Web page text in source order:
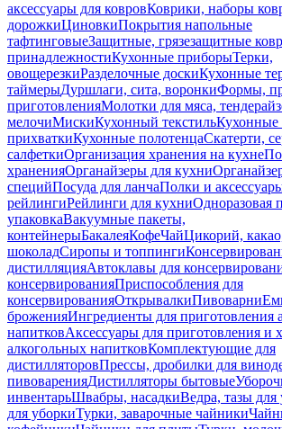
аксессуары для ковровКоврики, наборы
дорожкиЦиновкиПокрытия напольные
тафтинговыеЗащитные, грязезащитные
принадлежностиКухонные приборыТерки,
овощерезкиРазделочные доскиКухонные
таймерыДуршлаги, сита, воронкиФормы,
приготовленияМолотки для мяса,
мелочиМискиКухонный текстильКухонные
прихваткиКухонные полотенцаСкатерти,
салфеткиОрганизация хранения на кухне
храненияОрганайзеры для кухни
специйПосуда для ланчаПолки и
рейлингиРейлинги для кухниОдноразовая
упаковкаВакуумные пакеты,
контейнерыБакалеяКофеЧайЦикорий,
шоколадСиропы и топпинги
дистилляцияАвтоклавы для
консервированияПриспособления для
консервированияОткрывалкиПивоварни
броженияИнгредиенты для приготовления
напитковАксессуары для приготовления и
алкогольных напитковКомплектующие для
дистилляторовПрессы, дробилки для
пивоваренияДистилляторы бытовые
инвентарьШвабры, насадкиВедра, тазы для
для уборкиТурки, заварочные чайники